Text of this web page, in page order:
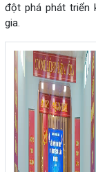
đột phá phát triển
gia.